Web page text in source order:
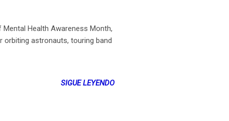
Health Awareness Month,
astronauts, touring band
SIGUE LEYENDO